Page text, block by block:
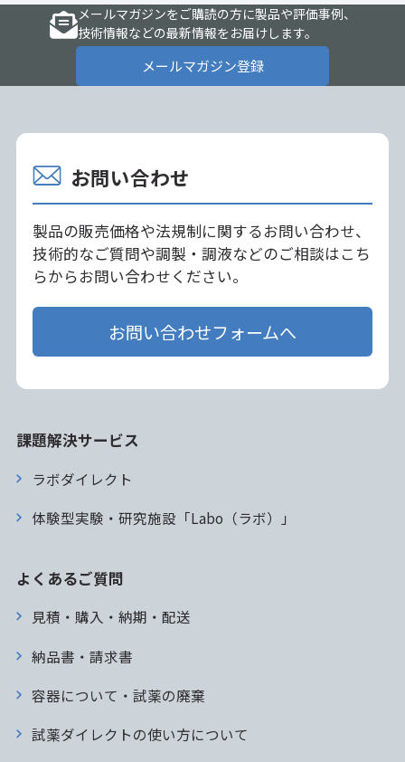
メールマガジンをご購読の方に製品や評価事例、
技術情報などの最新情報をお届けします。
メールマガジン登録
お問い合わせ
製品の販売価格や法規制に関するお問い合わせ、
技術的なご質問や調製・調液などのご相談はこち
らからお問い合わせください。
お問い合わせフォームへ
課題解決サービス
ラボダイレクト
体験型実験・研究施設「Labo（ラボ）」
よくあるご質問
見積・購入・納期・配送
納品書・請求書
容器について・試薬の廃棄
試薬ダイレクトの使い方について